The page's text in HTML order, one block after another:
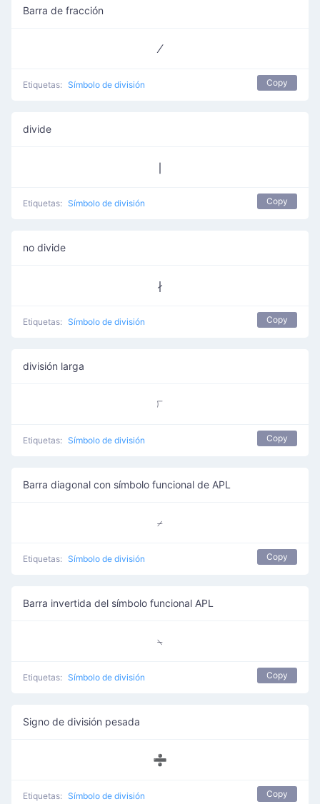
Barra de fracción
⁄
Etiquetas: Símbolo de división Copy
divide
∣
Etiquetas: Símbolo de división Copy
no divide
∤
Etiquetas: Símbolo de división Copy
división larga
⟌
Etiquetas: Símbolo de división Copy
Barra diagonal con símbolo funcional de APL
⌿
Etiquetas: Símbolo de división Copy
Barra invertida del símbolo funcional APL
⍀
Etiquetas: Símbolo de división Copy
Signo de división pesada
➗
Etiquetas: Símbolo de división Copy